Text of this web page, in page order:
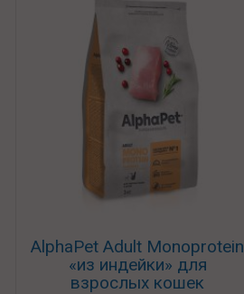
AlphaPet Adult Monoprotein
«из индейки» для
взрослых кошек